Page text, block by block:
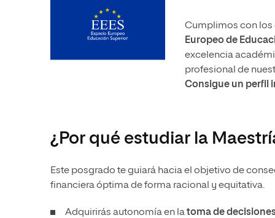
Cumplimos con los
Europeo de
excelencia
profesional de
Consigue un perfil
¿Por qué estudiar la
Este posgrado te guiará hacia el objetivo de
financiera óptima de forma racional y equitativa.
Adquirirás autonomía en latoma de